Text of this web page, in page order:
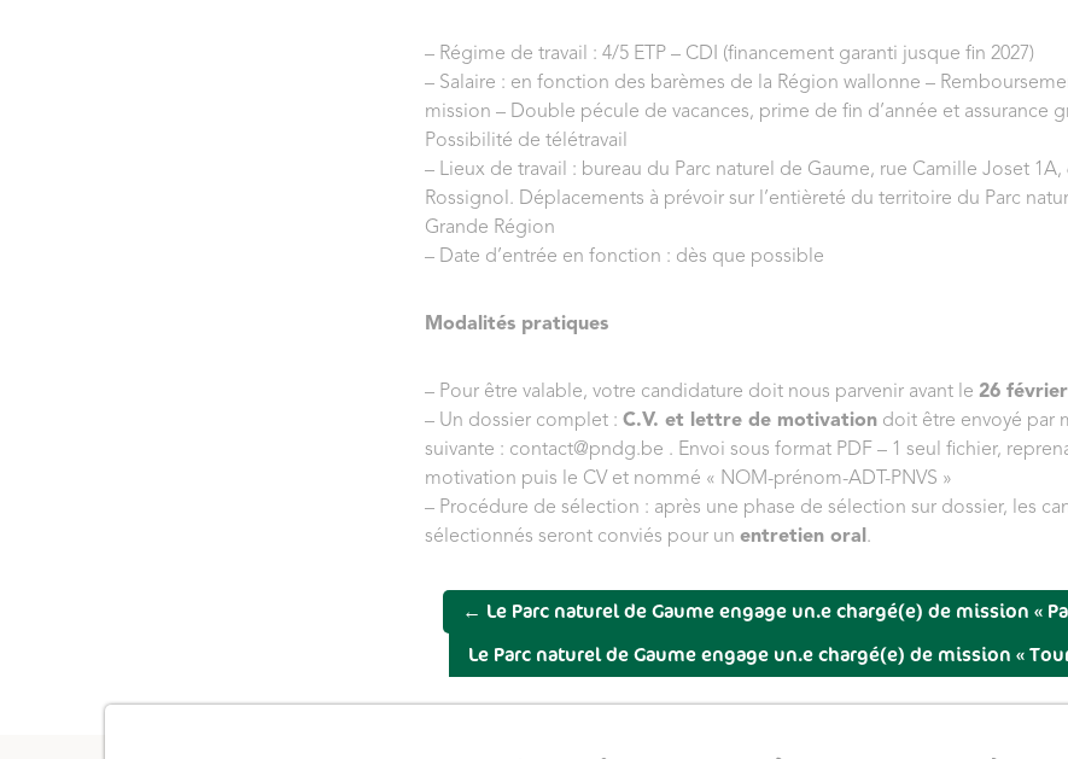
– Régime de travail : 4/5 ETP – CDI (financement garanti jusque fin 2027)
– Salaire : en fonction des barèmes de la Région wallonne –
mission – Double pécule de vacances, prime de fin d’année et assurance
Possibilité de télétravail
– Lieux de travail : bureau du Parc naturel de Gaume, rue Camille Joset 1A,
Rossignol. Déplacements à prévoir sur l’entièreté du territoire du Parc
Grande Région
– Date d’entrée en fonction : dès que possible
Modalités pratiques
– Pour être valable, votre candidature doit nous parvenir avant le 26
– Un dossier complet : C.V. et lettre de motivation doit être envoyé par
suivante : contact@pndg.be . Envoi sous format PDF – 1 seul fichier,
motivation puis le CV et nommé « NOM-prénom-ADT-PNVS »
– Procédure de sélection : après une phase de sélection sur dossier, les
sélectionnés seront conviés pour un entretien oral .
← Le Parc naturel de Gaume engage un.e chargé(e) de mission «
Le Parc naturel de Gaume engage un.e chargé(e) de mission «